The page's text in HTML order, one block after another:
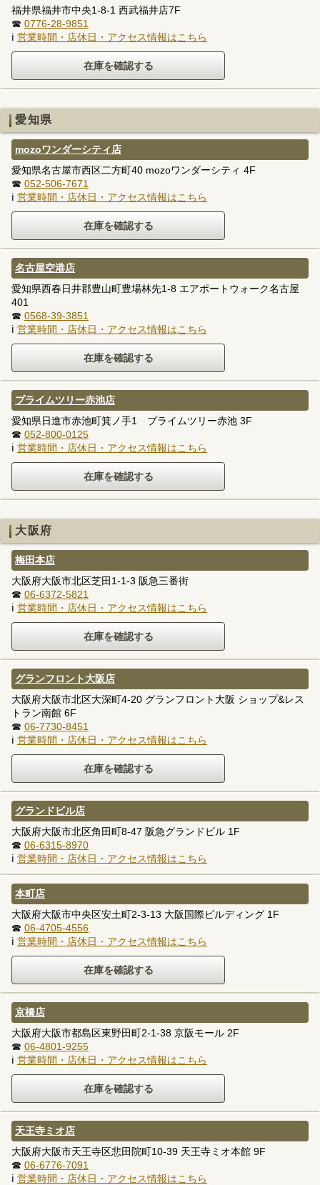
福井県福井市中央1-8-1 西武福井店7F
☎ 0776-28-9851
ℹ 営業時間・店休日・アクセス情報はこちら
愛知県
mozoワンダーシティ店
愛知県名古屋市西区二方町40 mozoワンダーシティ 4F
☎ 052-506-7671
ℹ 営業時間・店休日・アクセス情報はこちら
名古屋空港店
愛知県西春日井郡豊山町豊場林先1-8 エアポートウォーク名古屋
401
☎ 0568-39-3851
ℹ 営業時間・店休日・アクセス情報はこちら
プライムツリー赤池店
愛知県日進市赤池町箕ノ手1 プライムツリー赤池 3F
☎ 052-800-0125
ℹ 営業時間・店休日・アクセス情報はこちら
大阪府
梅田本店
大阪府大阪市北区芝田1-1-3 阪急三番街
☎ 06-6372-5821
ℹ 営業時間・店休日・アクセス情報はこちら
グランフロント大阪店
大阪府大阪市北区大深町4-20 グランフロント大阪 ショップ&レス
トラン南館 6F
☎ 06-7730-8451
ℹ 営業時間・店休日・アクセス情報はこちら
グランドビル店
大阪府大阪市北区角田町8-47 阪急グランドビル 1F
☎ 06-6315-8970
ℹ 営業時間・店休日・アクセス情報はこちら
本町店
大阪府大阪市中央区安土町2-3-13 大阪国際ビルディング 1F
☎ 06-4705-4556
ℹ 営業時間・店休日・アクセス情報はこちら
京橋店
大阪府大阪市都島区東野田町2-1-38 京阪モール 2F
☎ 06-4801-9255
ℹ 営業時間・店休日・アクセス情報はこちら
天王寺ミオ店
大阪府大阪市天王寺区悲田院町10-39 天王寺ミオ本館 9F
☎ 06-6776-7091
ℹ 営業時間・店休日・アクセス情報はこちら